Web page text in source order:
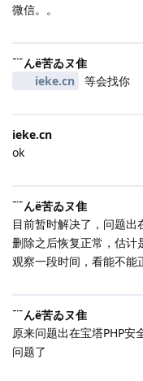
微信。。
﹊んё苦ゐヌ隹
ieke.​cn
等会找你
ieke.​cn
ok
﹊んё苦ゐヌ隹
目前暂时解决了，问题
删除之后恢复正常，估计
观察一段时间，看能不能
﹊んё苦ゐヌ隹
原来问题出在宝塔PHP
问题了